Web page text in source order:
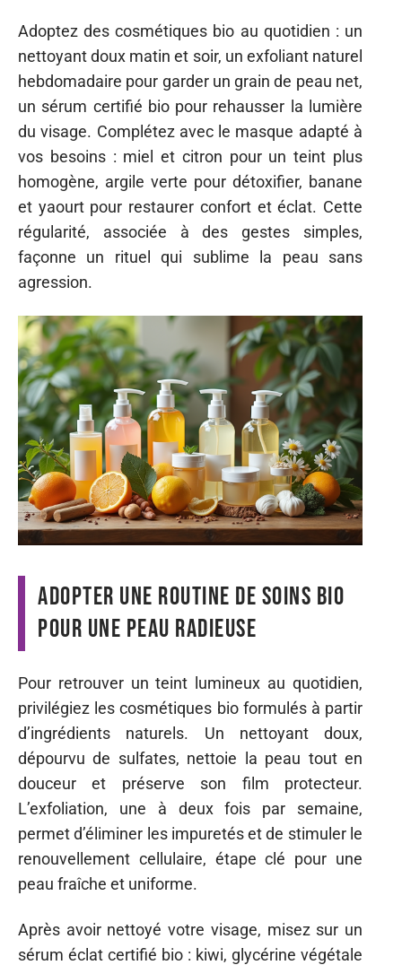
Adoptez des cosmétiques bio au quotidien : un
nettoyant doux matin et soir, un exfoliant naturel
hebdomadaire pour garder un grain de peau net,
un sérum certifié bio pour rehausser la lumière
du visage. Complétez avec le masque adapté à
vos besoins : miel et citron pour un teint plus
homogène, argile verte pour détoxifier, banane
et yaourt pour restaurer confort et éclat. Cette
régularité, associée à des gestes simples,
façonne un rituel qui sublime la peau sans
agression.
Adopter une routine de soins bio
pour une peau radieuse
Pour retrouver un teint lumineux au quotidien,
privilégiez les cosmétiques bio formulés à partir
d’ingrédients naturels. Un nettoyant doux,
dépourvu de sulfates, nettoie la peau tout en
douceur et préserve son film protecteur.
L’exfoliation, une à deux fois par semaine,
permet d’éliminer les impuretés et de stimuler le
renouvellement cellulaire, étape clé pour une
peau fraîche et uniforme.
Après avoir nettoyé votre visage, misez sur un
sérum éclat certifié bio : kiwi, glycérine végétale